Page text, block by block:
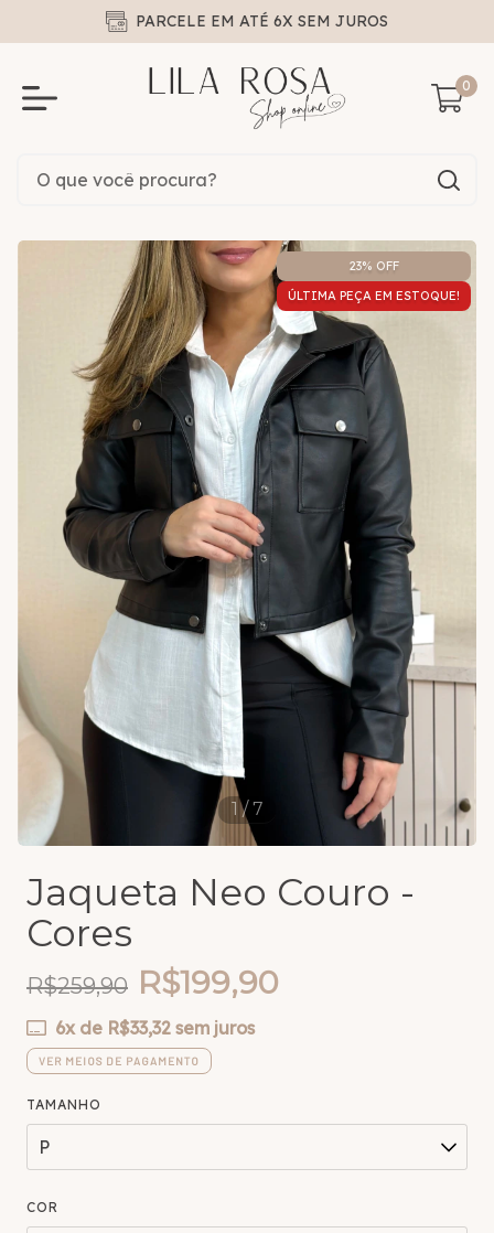
PARCELE EM ATÉ 6X SEM JUROS
0
23% OFF
ÚLTIMA PEÇA EM ESTOQUE!
1 / 7
Jaqueta Neo Couro -
Cores
R$259,90 R$199,90
6x de R$33,32 sem juros
VER MEIOS DE PAGAMENTO
TAMANHO
COR